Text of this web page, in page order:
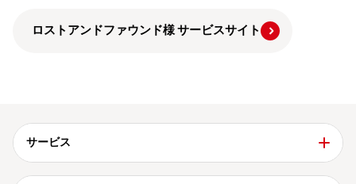
ロストアンドファウンド様 サービスサイト
サービス